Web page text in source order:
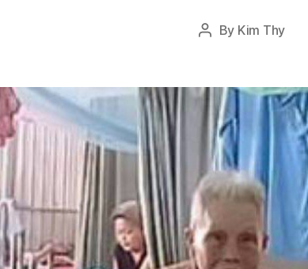
Post
By Kim Thy